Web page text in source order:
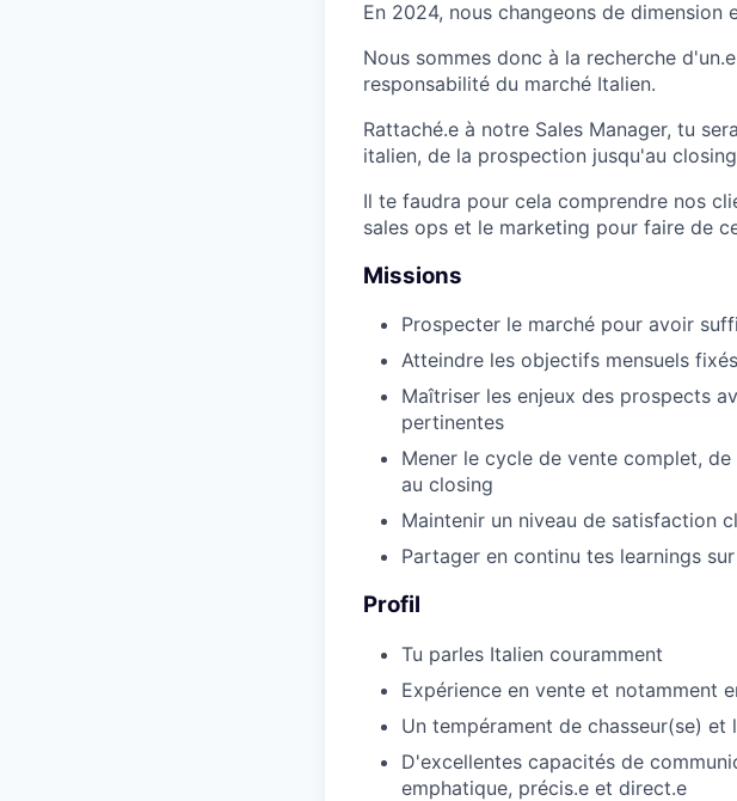
En 2024, nous changeons de
Nous sommes donc à la recherche
responsabilité du marché Italien.
Rattaché.e à notre Sales Manager, tu
italien, de la prospection jusqu'au
Il te faudra pour cela comprendre nos
sales ops et le marketing pour faire de
Missions
Prospecter le marché pour avoir
Atteindre les objectifs mensuels
Maîtriser les enjeux des prospects
pertinentes
Mener le cycle de vente complet,
au closing
Maintenir un niveau de satisfaction
Partager en continu tes learnings
Profil
Tu parles Italien couramment
Expérience en vente et notamment
Un tempérament de chasseur(se)
D'excellentes capacités de
emphatique, précis.e et direct.e